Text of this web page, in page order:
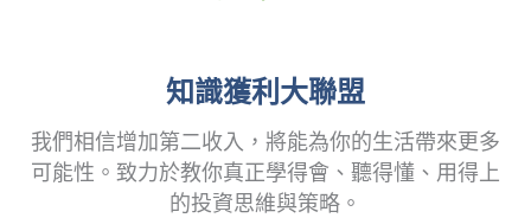
知識獲利大聯盟
我們相信增加第二收入，將能為你的生活帶來更多
可能性。致力於教你真正學得會、聽得懂、用得上
的投資思維與策略。